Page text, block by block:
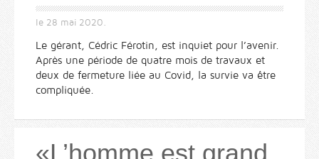
le 28 mai 2020.
Le gérant, Cédric Férotin, est inquiet pour l’avenir.
Après une période de quatre mois de travaux et
deux de fermeture liée au Covid, la survie va être
compliquée.
«L’homme est grand